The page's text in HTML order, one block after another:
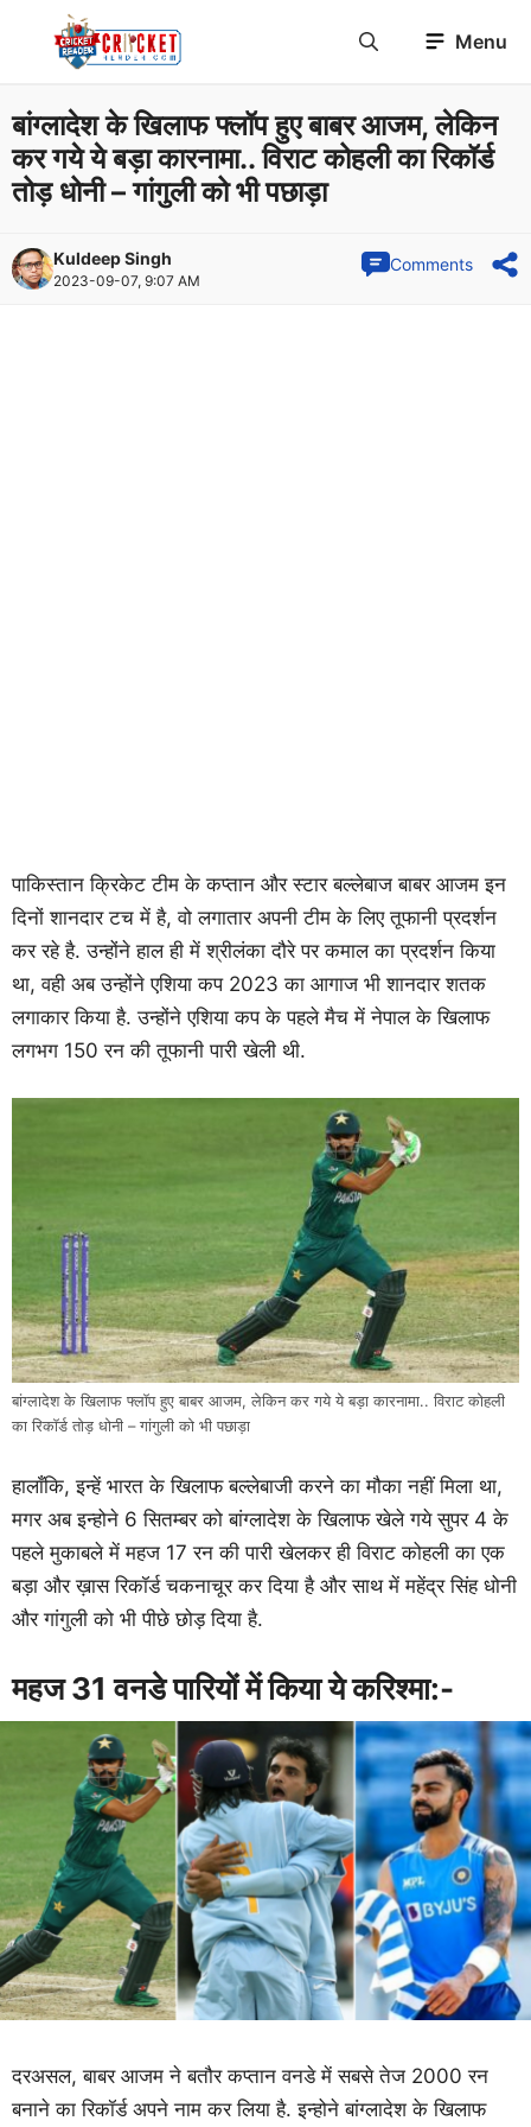
Menu
बांग्लादेश के खिलाफ फ्लॉप हुए बाबर आजम, लेकिन
कर गये ये बड़ा कारनामा.. विराट कोहली का रिकॉर्ड
तोड़ धोनी – गांगुली को भी पछाड़ा
Kuldeep Singh
2023-09-07, 9:07 AM
Comments
पाकिस्तान क्रिकेट टीम के कप्तान और स्टार बल्लेबाज बाबर आजम इन
दिनों शानदार टच में है, वो लगातार अपनी टीम के लिए तूफानी प्रदर्शन
कर रहे है. उन्होंने हाल ही में श्रीलंका दौरे पर कमाल का प्रदर्शन किया
था, वही अब उन्होंने एशिया कप 2023 का आगाज भी शानदार शतक
लगाकार किया है. उन्होंने एशिया कप के पहले मैच में नेपाल के खिलाफ
लगभग 150 रन की तूफानी पारी खेली थी.
बांग्लादेश के खिलाफ फ्लॉप हुए बाबर आजम, लेकिन कर गये ये बड़ा कारनामा.. विराट कोहली
का रिकॉर्ड तोड़ धोनी – गांगुली को भी पछाड़ा
हालाँकि, इन्हें भारत के खिलाफ बल्लेबाजी करने का मौका नहीं मिला था,
मगर अब इन्होने 6 सितम्बर को बांग्लादेश के खिलाफ खेले गये सुपर 4 के
पहले मुकाबले में महज 17 रन की पारी खेलकर ही विराट कोहली का एक
बड़ा और ख़ास रिकॉर्ड चकनाचूर कर दिया है और साथ में महेंद्र सिंह धोनी
और गांगुली को भी पीछे छोड़ दिया है.
महज 31 वनडे पारियों में किया ये करिश्मा:-
दरअसल, बाबर आजम ने बतौर कप्तान वनडे में सबसे तेज 2000 रन
बनाने का रिकॉर्ड अपने नाम कर लिया है. इन्होने बांग्लादेश के खिलाफ